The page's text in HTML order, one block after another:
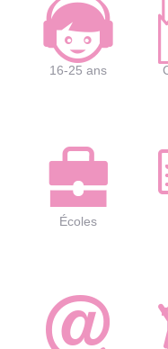
16-25 ans
écoles